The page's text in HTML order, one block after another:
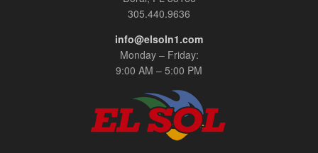
305.440.9636
info@elsoln1.com
Monday – Friday:
9:00 AM – 5:00 PM